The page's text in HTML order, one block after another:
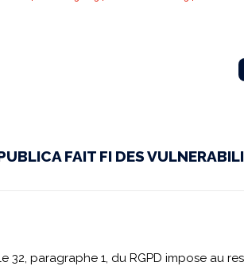
FAIT FI DES
32, paragraphe 1, du RGPD impose au